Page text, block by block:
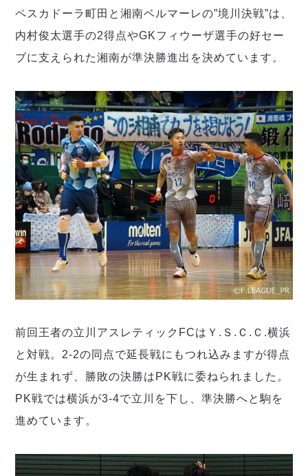
シュライカー大阪
ボルクバレット北九州
バサジィ大分
ヴォスクオーレ仙台
マルバ水戸FC
リガーレヴィア葛飾
Y．S．C．C．横浜
ヴィンセドール白山
アグレミーナ浜松
デウソン神戸
ポルセイド浜田
ミラクルスマイル新居浜
ペスカドーラ町田と湘南ベルマーレの”境川決戦”は、
内村俊太選手の2得点やGKフィウーザ選手の好セー
ブに支えられた湘南が準決勝進出を決めています。
前回王者の立川アスレティックFCはＹ.Ｓ.Ｃ.Ｃ.横浜
と対戦。2-2の同点で延長戦にもつれ込みますが得点
が生まれず、勝敗の決勝はPK戦に委ねられました。
PK戦では横浜が3-4で立川を下し、準決勝へと駒を
進めています。